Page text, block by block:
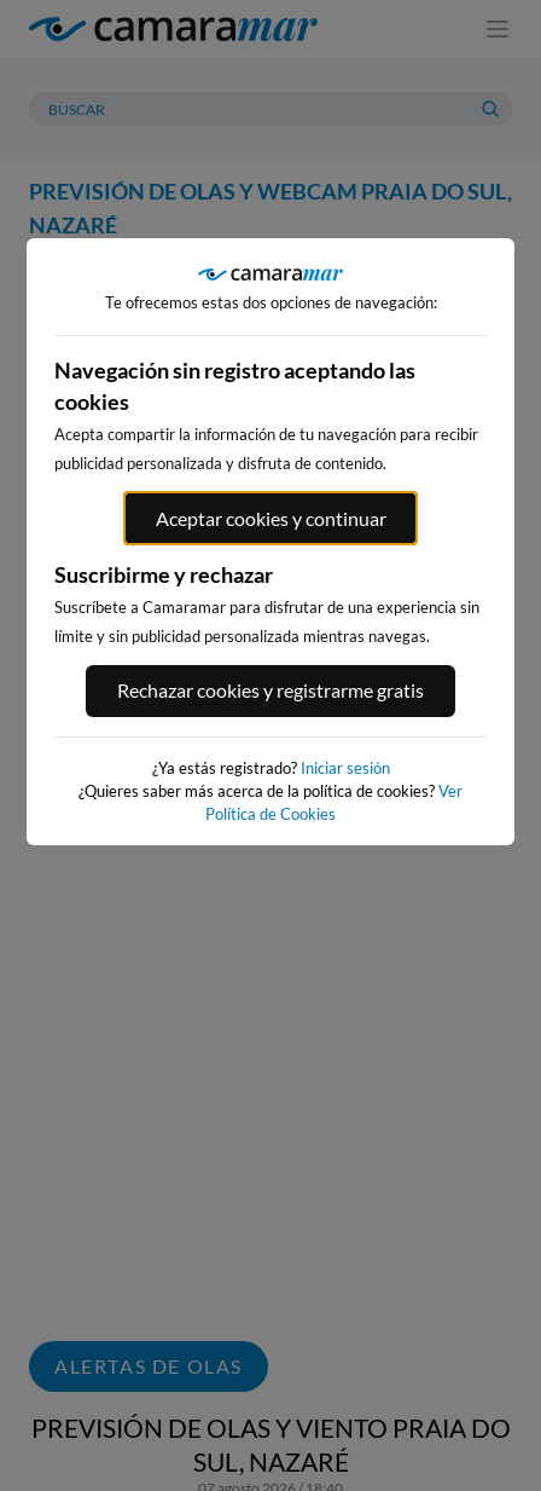
PREVISIÓN DE OLAS Y WEBCAM PRAIA DO SUL,
NAZARÉ
PREVISIÓN METEOROLOGÍA
WEBCAM PRAIA DO SUL,
NAZARÉ
WEBCAMS CERCANAS
283km · Baiona
0.1 m CHOPI
BAIONA_SANTA_MARTA
283km · Baiona
ALERTAS DE OLAS
PREVISIÓN DE OLAS Y VIENTO PRAIA DO
SUL, NAZARÉ
Te ofrecemos estas dos opciones de navegación:
Navegación sin registro aceptando las
cookies
Acepta compartir la información de tu navegación para recibir
publicidad personalizada y disfruta de contenido.
Aceptar cookies y continuar
Suscribirme y rechazar
Suscríbete a Camaramar para disfrutar de una experiencia sin
límite y sin publicidad personalizada mientras navegas.
Rechazar cookies y registrarme gratis
¿Ya estás registrado? Iniciar sesión
¿Quieres saber más acerca de la política de cookies?Ver
Política de Cookies